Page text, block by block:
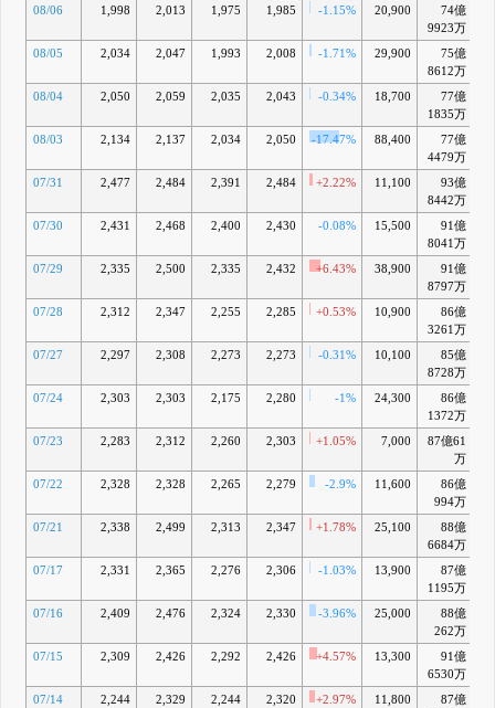
08/06
1,998 2,013 1,975 1,985 -1.15% 20,900
74億
9923万
08/05 2,034 2,047 1,993 2,008 -1.71% 29,900
75億
8612万
08/04 2,050 2,059 2,035 2,043 -0.34% 18,700
77億
1835万
08/03 2,134 2,137 2,034 2,050 -17.47% 88,400
77億
4479万
07/31 2,477 2,484 2,391 2,484 +2.22% 11,100
93億
8442万
07/30 2,431 2,468 2,400 2,430 -0.08% 15,500
91億
8041万
07/29 2,335 2,500 2,335 2,432 +6.43% 38,900
91億
8797万
07/28 2,312 2,347 2,255 2,285 +0.53% 10,900
86億
3261万
07/27 2,297 2,308 2,273 2,273 -0.31% 10,100
85億
8728万
07/24 2,303 2,303 2,175 2,280 -1% 24,300
86億
1372万
07/23 2,283 2,312 2,260 2,303 +1.05% 7,000
87億61
万
07/22 2,328 2,328 2,265 2,279 -2.9% 11,600
86億
994万
07/21 2,338 2,499 2,313 2,347 +1.78% 25,100
88億
6684万
07/17 2,331 2,365 2,276 2,306 -1.03% 13,900
87億
1195万
07/16 2,409 2,476 2,324 2,330 -3.96% 25,000
88億
262万
07/15 2,309 2,426 2,292 2,426 +4.57% 13,300
91億
6530万
07/14 2,244 2,329 2,244 2,320 +2.97% 11,800
87億